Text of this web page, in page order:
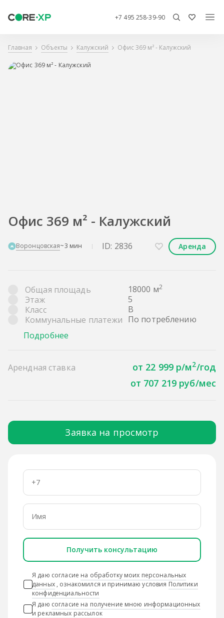
+7 495 258-39-90
Главная Объекты Калужский Офис 369 м² - Калужский
Офис 369 м² - Калужский
Воронцовская~3 мин ID: 2836 Аренда
Общая площадь 18000 м2
Этаж
5
Класс
B
Коммунальные платежи По потреблению
Подробнее
Арендная ставка от 22 999 р/м2/год
от 707 219 руб/мес
Заявка на просмотр
Получить консультацию
Я даю согласие на обработку моих персональных
данных, ознакомился и принимаю условия Политики
конфиденциальности
Я даю согласие на получение мною информационных
и рекламных рассылок